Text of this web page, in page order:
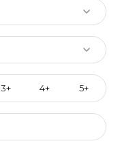
3+ 4+ 5+